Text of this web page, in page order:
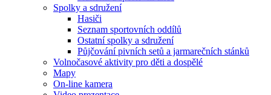
Spolky a sdružení
Hasiči
Seznam sportovních oddílů
Ostatní spolky a sdružení
Půjčování pivních setů a jarmarečních stánků
Volnočasové aktivity pro děti a dospělé
Mapy
On-line kamera